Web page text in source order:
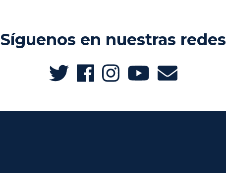
Síguenos en nuestras redes